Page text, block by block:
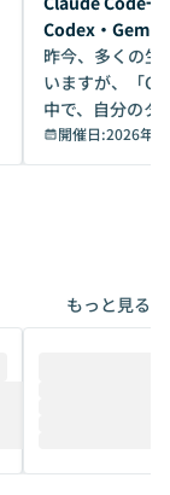
Codex・
昨今、多くの生
いますが、「
中で、自分のタ
いいのか」を自
か？ 「なんとなく誰かが良いと言っていた
は、評判では
ているAIを選ぶこ
それぞれの本当
開催日:2026年8
もっと見る